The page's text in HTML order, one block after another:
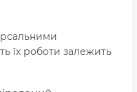
їх роботи залежить